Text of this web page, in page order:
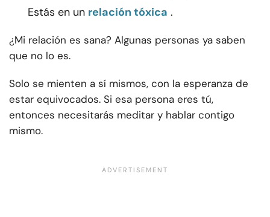
Estás en un relación tóxica .
¿Mi relación es sana? Algunas personas ya saben
que no lo es.
Solo se mienten a sí mismos, con la esperanza de
estar equivocados. Si esa persona eres tú,
entonces necesitarás meditar y hablar contigo
mismo.